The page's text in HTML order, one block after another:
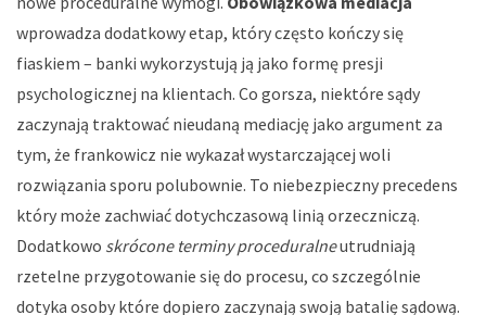
wprowadza dodatkowy etap, który często kończy się
fiaskiem – banki wykorzystują ją jako formę presji
psychologicznej na klientach. Co gorsza, niektóre sądy
zaczynają traktować nieudaną mediację jako argument za
tym, że frankowicz nie wykazał wystarczającej woli
rozwiązania sporu polubownie. To niebezpieczny precedens
który może zachwiać dotychczasową linią orzeczniczą.
Dodatkowo skrócone terminy proceduralneutrudniają
rzetelne przygotowanie się do procesu, co szczególnie
dotyka osoby które dopiero zaczynają swoją batalię sądową.